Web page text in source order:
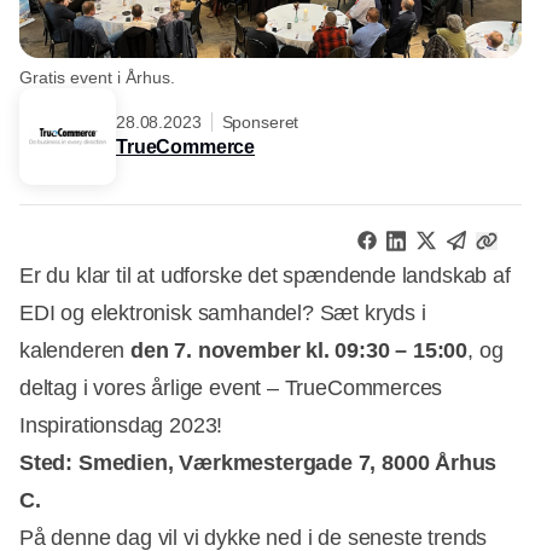
Gratis event i Århus.
28.08.2023 Sponseret
TrueCommerce
Er du klar til at udforske det spændende landskab af
EDI og elektronisk samhandel? Sæt kryds i
kalenderenden 7. november kl. 09:30 – 15:00, og
deltag i vores årlige event – TrueCommerces
Inspirationsdag 2023!
Sted: Smedien, Værkmestergade 7, 8000 Århus
C.
På denne dag vil vi dykke ned i de seneste trends